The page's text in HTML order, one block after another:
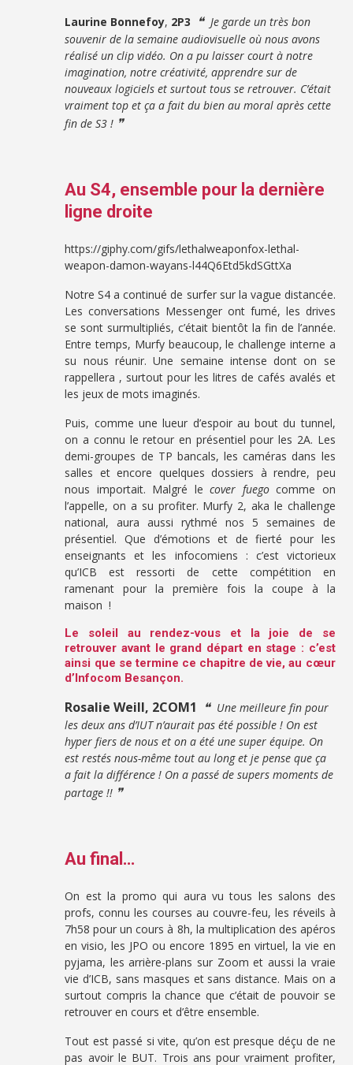
Laurine Bonnefoy, 2P3 ❝Je garde un très bon
souvenir de la semaine audiovisuelle où nous avons
réalisé un clip vidéo. On a pu laisser court à notre
imagination, notre créativité, apprendre sur de
nouveaux logiciels et surtout tous se retrouver. C’était
vraiment top et ça a fait du bien au moral après cette
fin de S3 ! ❞
Au S4, ensemble pour la dernière
ligne droite
https://giphy.com/gifs/lethalweaponfox-lethal-
weapon-damon-wayans-l44Q6Etd5kdSGttXa
Notre S4 a continué de surfer sur la vague distancée.
Les conversations Messenger ont fumé, les drives
se sont surmultipliés, c’était bientôt la fin de l’année.
Entre temps, Murfy beaucoup, le challenge interne a
su nous réunir. Une semaine intense dont on se
rappellera , surtout pour les litres de cafés avalés et
les jeux de mots imaginés.
Puis, comme une lueur d’espoir au bout du tunnel,
on a connu le retour en présentiel pour les 2A. Les
demi-groupes de TP bancals, les caméras dans les
salles et encore quelques dossiers à rendre, peu
nous importait. Malgré lecover fuegocomme on
l’appelle, on a su profiter. Murfy 2, aka le challenge
national, aura aussi rythmé nos 5 semaines de
présentiel. Que d’émotions et de fierté pour les
enseignants et les infocomiens : c’est victorieux
qu’ICB est ressorti de cette compétition en
ramenant pour la première fois la coupe à la
maison !
Le soleil au rendez-vous et la joie de se
retrouver avant le grand départ en stage : c’est
ainsi que se termine ce chapitre de vie, au cœur
d’Infocom Besançon.
Rosalie Weill, 2COM1 ❝ Une meilleure fin pour
les deux ans d’IUT n’aurait pas été possible ! On est
hyper fiers de nous et on a été une super équipe. On
est restés nous-même tout au long et je pense que ça
a fait la différence ! On a passé de supers moments de
partage !! ❞
Au final…
On est la promo qui aura vu tous les salons des
profs, connu les courses au couvre-feu, les réveils à
7h58 pour un cours à 8h, la multiplication des apéros
en visio, les JPO ou encore 1895 en virtuel, la vie en
pyjama, les arrière-plans sur Zoom et aussi la vraie
vie d’ICB, sans masques et sans distance. Mais on a
surtout compris la chance que c’était de pouvoir se
retrouver en cours et d’être ensemble.
Tout est passé si vite, qu’on est presque déçu de ne
pas avoir le BUT. Trois ans pour vraiment profiter,